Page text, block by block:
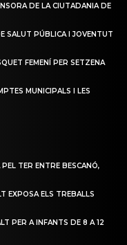
DE LA CIUTADANIA DE
SALUT PÚBLICA I JOVENTUT
FEMENÍ PER SETZENA
MUNICIPALS I LES
TER ENTRE BESCANÓ,
EXPOSA ELS TREBALLS
PER A INFANTS DE 8 A 12